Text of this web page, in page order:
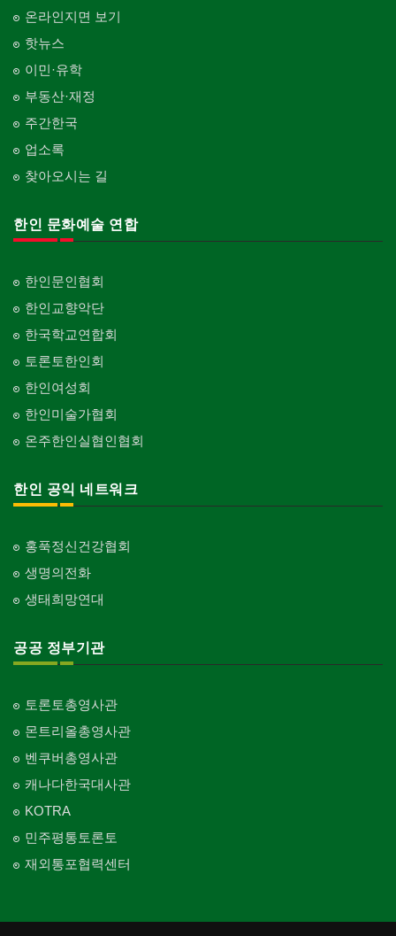
온라인지면 보기
핫뉴스
이민·유학
부동산·재정
주간한국
업소록
찾아오시는 길
한인 문화예술 연합
한인문인협회
한인교향악단
한국학교연합회
토론토한인회
한인여성회
한인미술가협회
온주한인실협인협회
한인 공익 네트워크
홍푹정신건강협회
생명의전화
생태희망연대
공공 정부기관
토론토총영사관
몬트리올총영사관
벤쿠버총영사관
캐나다한국대사관
KOTRA
민주평통토론토
재외통포협력센터